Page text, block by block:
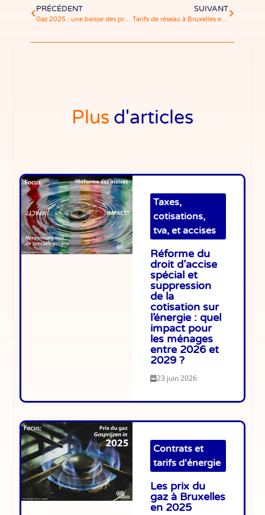
PRÉCÉDENT
Gaz 2025 : une baisse des prix … qui ne suffit pas à retrouver le niveau d’avant-crise
SUIVANT
Tarifs de réseau à Bruxelles en 2026: analyse de l’évolution de la distribution, du transport et des taxes
Plus d'articles
Taxes,
cotisations,
tva, et accises
Réforme du
droit d’accise
spécial et
suppression
de la
cotisation sur
l’énergie : quel
impact pour
les ménages
entre 2026 et
2029 ?
23 juin 2026
Contrats et
tarifs d'énergie
Les prix du
gaz à Bruxelles
en 2025